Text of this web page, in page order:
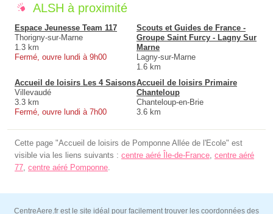
ALSH à proximité
Espace Jeunesse Team 117
Thorigny-sur-Marne
1.3 km
Fermé, ouvre lundi à 9h00
Scouts et Guides de France -
Groupe Saint Furcy - Lagny Sur
Marne
Lagny-sur-Marne
1.6 km
Accueil de loisirs Les 4 Saisons
Villevaudé
3.3 km
Fermé, ouvre lundi à 7h00
Accueil de loisirs Primaire
Chanteloup
Chanteloup-en-Brie
3.6 km
Cette page "Accueil de loisirs de Pomponne Allée de l'Ecole" est
visible via les liens suivants : centre aéré Île-de-France centre aéré
77 centre aéré Pomponne
CentreAere.fr est le site idéal pour facilement trouver les coordonnées des